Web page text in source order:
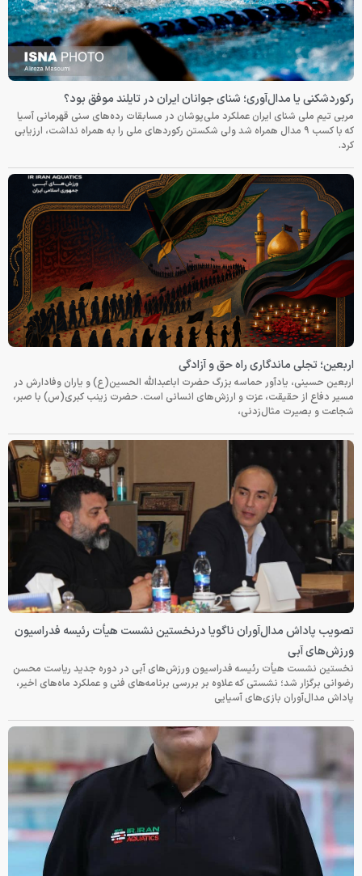
رکوردشکنی یا مدال‌آوری؛ شنای جوانان ایران در تایلند موفق بود؟
مربی تیم ملی شنای ایران عملکرد ملی‌پوشان در مسابقات رده‌های سنی قهرمانی آسیا
که با کسب ۹ مدال همراه شد ولی شکستن رکوردهای ملی را به همراه نداشت، ارزیابی
کرد.
اربعین؛ تجلی ماندگاری راه حق و آزادگی
اربعین حسینی، یادآور حماسه بزرگ حضرت اباعبدالله الحسین(ع) و یاران وفادارش در
مسیر دفاع از حقیقت، عزت و ارزش‌های انسانی است. حضرت زینب کبری(س) با صبر،
شجاعت و بصیرت مثال‌زدنی،
تصویب پاداش مدال‌آوران ناگویا درنخستین نشست هیأت رئیسه فدراسیون
ورزش‌های آبی
نخستین نشست هیأت رئیسه فدراسیون ورزش‌های آبی در دوره جدید ریاست محسن
رضوانی برگزار شد؛ نشستی که علاوه بر بررسی برنامه‌های فنی و عملکرد ماه‌های اخیر،
پاداش مدال‌آوران بازی‌های آسیایی